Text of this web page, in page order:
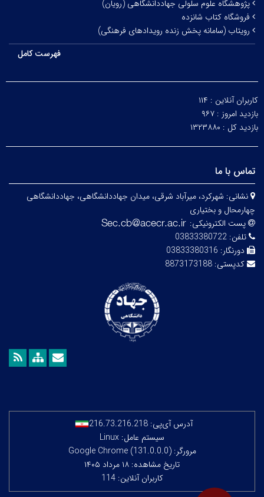
پژوهشگاه علوم سلولی جهاددانشگاهی (رویان)
فروشگاه کتاب شانزده
رویتاب (سامانه پخش زنده رویدادهای فرهنگی)
فهرست کامل
کاربران آنلاین : ۱۱۴
بازدید امروز : ۹۶۷
بازدید کل : ۱۳۲۳۸۸۰
تماس با ما
نشانی: شهرکرد، میرآباد شرقی، میدان جهاددانشگاهی، جهاددانشگاهی
چهارمحال و بختیاری
پست الکترونیکی:
تلفن: 03833380722
دورنگار: 03833380316
کدپستی: 8873173188
آدرس آی‌پی: 216.73.216.218
سیستم عامل: Linux
مرورگر: Google Chrome (131.0.0.0)
تاریخ مشاهده: ۱۸ مرداد ۱۴۰۵
کاربران آنلاین: 114